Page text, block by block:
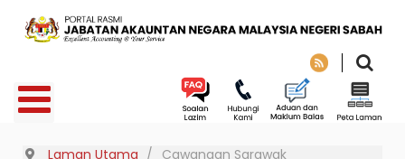
Laman Utama Cawangan Sarawak